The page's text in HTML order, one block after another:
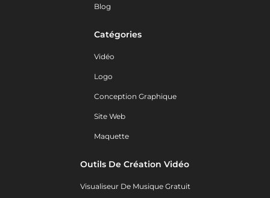
Blog
Catégories
Vidéo
Logo
Conception Graphique
Site Web
Maquette
Outils De Création Vidéo
Visualiseur De Musique Gratuit